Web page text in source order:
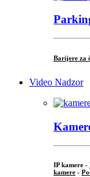
Barijere za
Video Nadzor
IP kamere -
kamere -